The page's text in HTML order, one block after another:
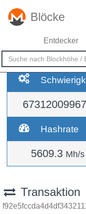
Blöcke
Entdecker
Hashrate
5609.3 Mh/s
Transaktion